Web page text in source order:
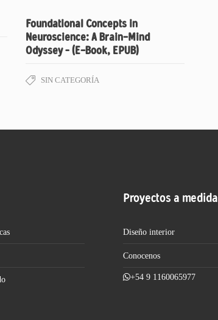
Foundational Concepts in
Neuroscience: A Brain-Mind
Odyssey – (E-Book, EPUB)
SIN CATEGORÍA
Proyectos a medida
Diseño interior
Conocenos
+54 9 1160065977